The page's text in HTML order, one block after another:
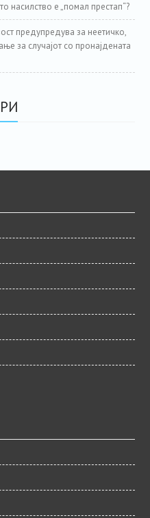
насилство е „помал престап“?
предупредува за неетичко,
за случајот со пронајдената